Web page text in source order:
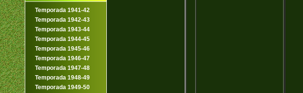
Temporada 1941-42
Temporada 1942-43
Temporada 1943-44
Temporada 1944-45
Temporada 1945-46
Temporada 1946-47
Temporada 1947-48
Temporada 1948-49
Temporada 1949-50